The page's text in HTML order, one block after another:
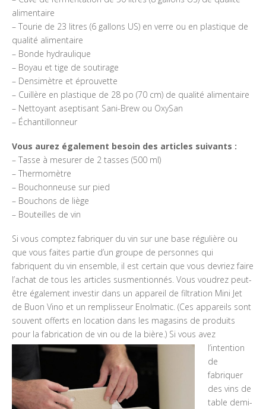
alimentaire
– Tourie de 23 litres (6 gallons US) en verre ou en plastique de
qualité alimentaire
– Bonde hydraulique
– Boyau et tige de soutirage
– Densimètre et éprouvette
– Cuillère en plastique de 28 po (70 cm) de qualité alimentaire
– Nettoyant aseptisant Sani-Brew ou OxySan
– Échantillonneur
Vous aurez également besoin des articles suivants :
– Tasse à mesurer de 2 tasses (500 ml)
– Thermomètre
– Bouchonneuse sur pied
– Bouchons de liège
– Bouteilles de vin
Si vous comptez fabriquer du vin sur une base régulière ou
que vous faites partie d’un groupe de personnes qui
fabriquent du vin ensemble, il est certain que vous devriez faire
l’achat de tous les articles susmentionnés. Vous voudrez peut-
être également investir dans un appareil de filtration Mini Jet
de Buon Vino et un remplisseur Enolmatic. (Ces appareils sont
souvent offerts en location dans les magasins de produits
pour la fabrication de vin ou de la bière.) Si vous avez
l’intention
de
fabriquer
des vins de
table demi-